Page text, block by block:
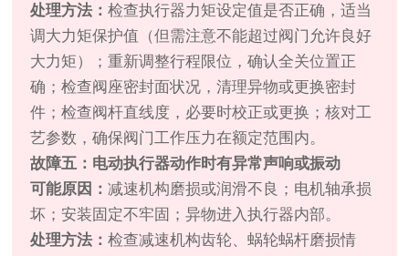
处理方法：检查执行器力矩设定值是否正确，适当
调大力矩保护值（但需注意不能超过阀门允许良好
大力矩）；重新调整行程限位，确认全关位置正
确；检查阀座密封面状况，清理异物或更换密封
件；检查阀杆直线度，必要时校正或更换；核对工
艺参数，确保阀门工作压力在额定范围内。
故障五：电动执行器动作时有异常声响或振动
可能原因：减速机构磨损或润滑不良；电机轴承损
坏；安装固定不牢固；异物进入执行器内部。
处理方法：检查减速机构齿轮、蜗轮蜗杆磨损情